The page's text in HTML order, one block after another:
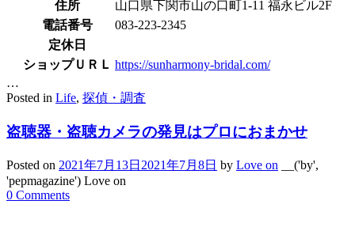
住所
山口県下関市山の口町1-11 福永ビル2F
電話番号
083-223-2345
定休日
ショップＵＲＬ https://sunharmony-bridal.com/
…
Posted in Life, 探偵・調査
盗聴器・盗聴カメラの発見はプロにおまかせ
Posted on 2021年7月13日 2021年7月8日 by Love on __('by',
'pepmagazine') Love on
0 Comments